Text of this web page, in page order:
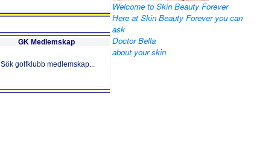
GK Medlemskap
Sök golfklubb medlemskap...
Welcome to Skin Beauty Forever
Here at Skin Beauty Forever you can
ask
Doctor Bella
about your skin